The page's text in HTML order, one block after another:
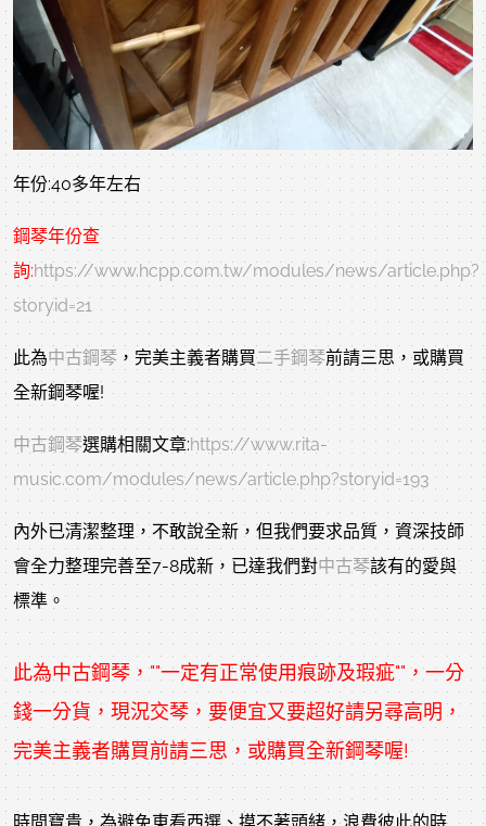
年份:40多年左右
鋼琴年份查
詢:https://www.hcpp.com.tw/modules/news/article.php?
storyid=21
此為中古鋼琴 ，完美主義者購買二手鋼琴前請三思，或購買
全新鋼琴喔!
中古鋼琴選購相關文章:https://www.rita-
music.com/modules/news/article.php?storyid=193
內外已清潔整理，不敢說全新，但我們要求品質，資深技師
會全力整理完善至7-8成新，已達我們對中古琴該有的愛與
標準。
此為中古鋼琴 ，""一定有正常使用痕跡及瑕疵""，一分
錢一分貨，現況交琴，要便宜又要超好請另尋高明，
完美主義者購買前請三思，或購買全新鋼琴喔!